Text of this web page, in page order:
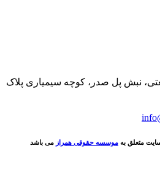
نبش پل صدر، کوچه سیمیاری پلاک
متعلق به موسسه حقوقی همراز می باشد